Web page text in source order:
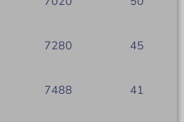
7280 45
7488 41